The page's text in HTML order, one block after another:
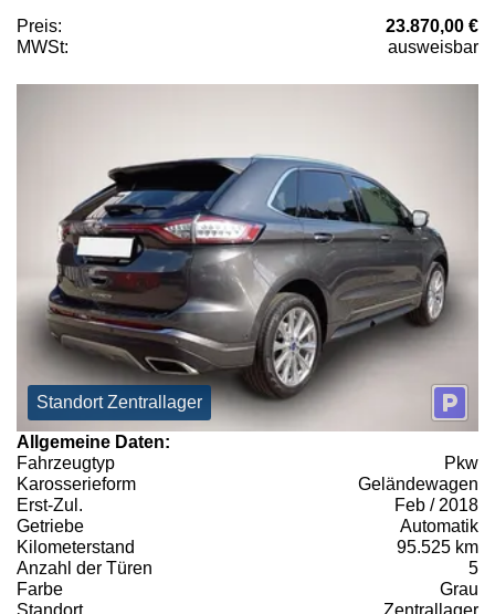
Preis:
23.870,00 €
MWSt:
ausweisbar
Standort Zentrallager
Allgemeine Daten:
Fahrzeugtyp
Pkw
Karosserieform
Geländewagen
Erst-Zul.
Feb / 2018
Getriebe
Automatik
Kilometerstand
95.525 km
Anzahl der Türen
5
Farbe
Grau
Standort
Zentrallager